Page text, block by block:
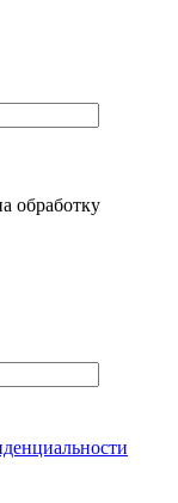
обработку